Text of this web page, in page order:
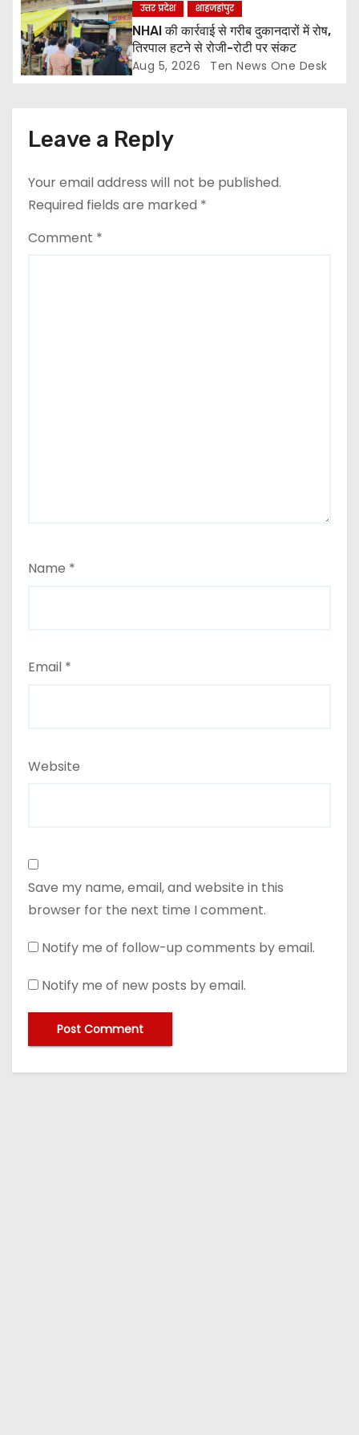
उत्तर प्रदेश शाहजहांपुर
NHAI की कार्रवाई से गरीब दुकानदारों में रोष,
तिरपाल हटने से रोजी-रोटी पर संकट
Aug 5, 2026 Ten News One Desk
Leave a Reply
Your email address will not be published.
Required fields are marked *
Comment *
Name *
Email *
Website
Save my name, email, and website in this
browser for the next time I comment.
Notify me of follow-up comments by email.
Notify me of new posts by email.